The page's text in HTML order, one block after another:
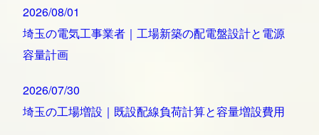
2026/08/01
埼玉の電気工事業者｜工場新築の配電盤設計と電源
容量計画
2026/07/30
埼玉の工場増設｜既設配線負荷計算と容量増設費用